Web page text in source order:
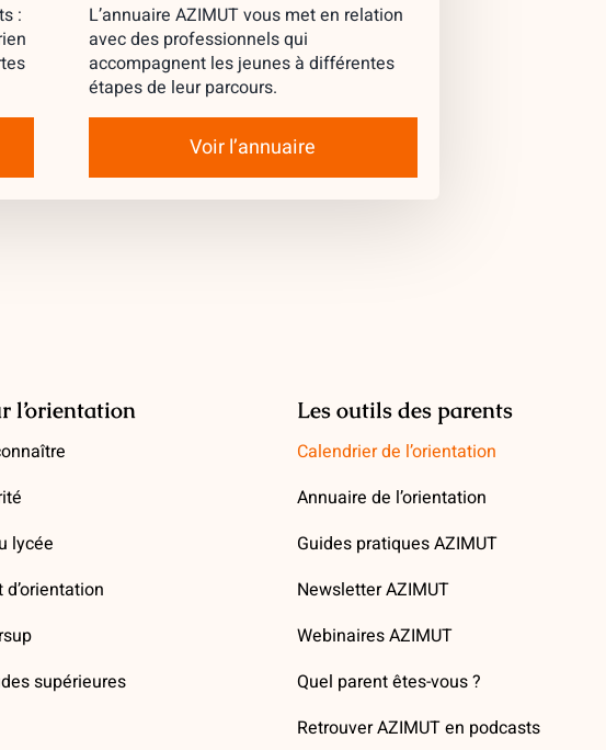
:
L’annuaire AZIMUT vous met en relation
avec des professionnels qui
accompagnent les jeunes à différentes
étapes de leur parcours.
Voir l’annuaire
l’orientation
lycée
supérieures
Les outils des parents
Calendrier de l’orientation
Annuaire de l’orientation
Guides pratiques AZIMUT
Newsletter AZIMUT
Webinaires AZIMUT
Quel parent êtes-vous ?
Retrouver AZIMUT en podcasts